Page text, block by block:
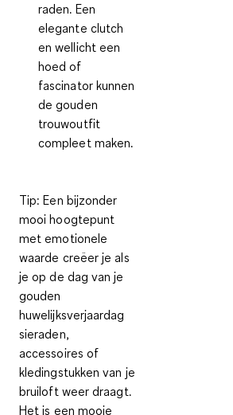
raden. Een
elegante clutch
en wellicht een
hoed of
fascinator kunnen
de gouden
trouwoutfit
compleet maken.
Tip: Een bijzonder
mooi hoogtepunt
met emotionele
waarde creëer je als
je op de dag van je
gouden
huwelijksverjaardag
sieraden,
accessoires of
kledingstukken van je
bruiloft weer draagt.
Het is een mooie